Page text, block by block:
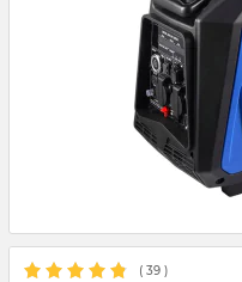
( 39 )